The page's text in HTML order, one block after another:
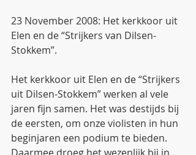
23 November 2008: Het kerkkoor uit
Elen en de “Strijkers van Dilsen-
Stokkem”.
Het kerkkoor uit Elen en de “Strijkers
uit Dilsen-Stokkem” werken al vele
jaren fijn samen. Het was destijds bij
de eersten, om onze violisten in hun
beginjaren een podium te bieden.